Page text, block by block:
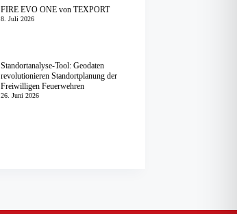
FIRE EVO ONE von TEXPORT
8. Juli 2026
Standortanalyse-Tool: Geodaten
revolutionieren Standortplanung der
Freiwilligen Feuerwehren
26. Juni 2026